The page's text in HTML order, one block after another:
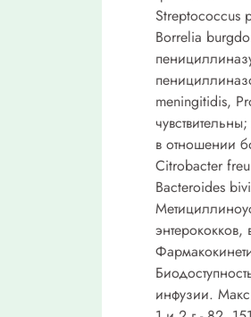
Streptococcus
Borrelia
meningitidis,
в отношении
Citrobacter
Bacteroides
энтерококков,
инфузии.